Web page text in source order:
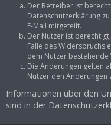
Der Betreiber ist
Datenschutzerklärung
E-Mail mitgeteilt.
Der Nutzer ist
Falle des Widerspruchs
dem Nutzer
Die Änderungen gelten
Nutzer den Änderungen
Informationen über den
sind in der